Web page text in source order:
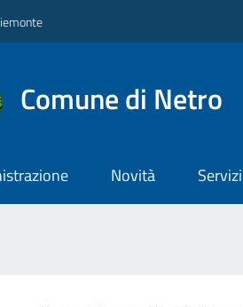
Comune di Netro
Novità Servizi